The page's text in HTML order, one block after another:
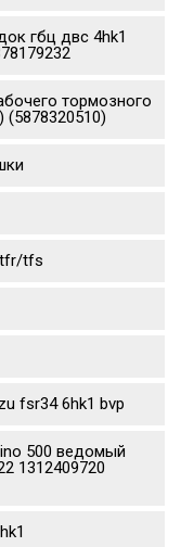
гбц двс 4hk1
тормозного
(5878320510)
tfr/tfs
fsr34 6hk1 bvp
500 ведомый
1312409720